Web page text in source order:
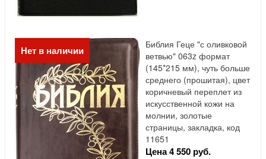
Нет в наличии
Библия Геце "с оливковой
ветвью" 063z формат
(145*215 мм), чуть больше
среднего (прошитая), цвет
коричневый переплет из
искусственной кожи на
молнии, золотые
страницы, закладка, код
11651
Цена 4 550 руб.